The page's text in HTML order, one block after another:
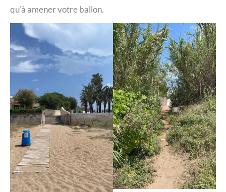
qu’à amener votre ballon.